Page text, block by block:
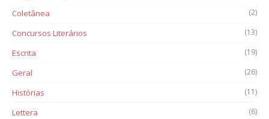
Coletânea (2)
Concursos Literários (13)
Escrita (19)
Geral (26)
Histórias (11)
Lettera (6)